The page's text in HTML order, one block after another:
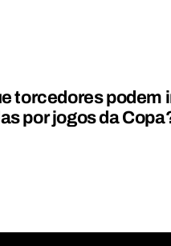
torcedores
por jogos da